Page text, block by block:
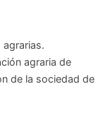
agraria de
de la sociedad de